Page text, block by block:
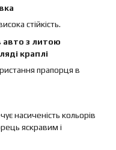
стійкість.
авто з литою
краплі
прапорця в
насиченість кольорів
яскравим і